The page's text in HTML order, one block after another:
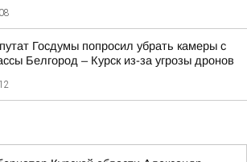
Госдумы попросил убрать камеры с
Белгород – Курск из-за угрозы дронов